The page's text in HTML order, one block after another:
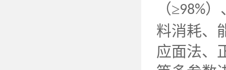
（≥98%）
料消耗、
应面法、